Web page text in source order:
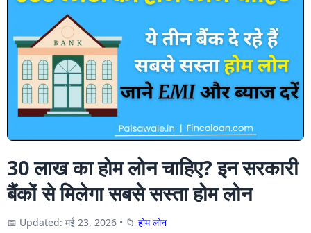
30 लाख का होम लोन चाहिए? इन सरकारी
बैंकों से मिलेगा सबसे सस्ता होम लोन
📅 Updated: मई 23, 2026 • 📁 होम लोन